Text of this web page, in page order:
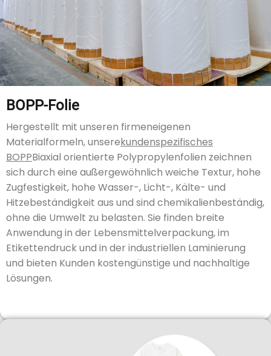
BOPP-Folie
Hergestellt mit unseren firmeneigenen
Materialformeln, unserekundenspezifisches
BOPPBiaxial orientierte Polypropylenfolien zeichnen
sich durch eine außergewöhnlich weiche Textur, hohe
Zugfestigkeit, hohe Wasser-, Licht-, Kälte- und
Hitzebeständigkeit aus und sind chemikalienbeständig,
ohne die Umwelt zu belasten. Sie finden breite
Anwendung in der Lebensmittelverpackung, im
Etikettendruck und in der industriellen Laminierung
und bieten Kunden kostengünstige und nachhaltige
Lösungen.